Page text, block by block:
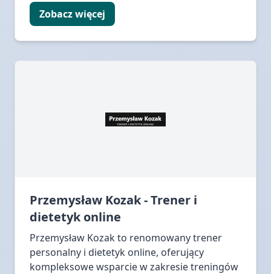
Zobacz więcej
Przemysław Kozak - Trener i
dietetyk online
Przemysław Kozak to renomowany trener
personalny i dietetyk online, oferujący
kompleksowe wsparcie w zakresie treningów